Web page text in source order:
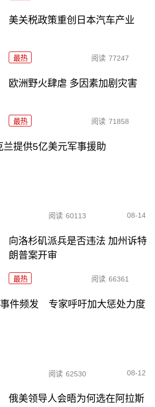
美关税政策重创日本汽车产业
最热 阅读 77247
欧洲野火肆虐 多因素加剧灾害
最热 阅读 71858
兰提供5亿美元军事援助
阅读 60113 08-14
向洛杉矶派兵是否违法 加州诉特
朗普案开审
最热 阅读 66361
事件频发 专家呼吁加大惩处力度
阅读 62530 08-12
俄美领导人会晤为何选在阿拉斯